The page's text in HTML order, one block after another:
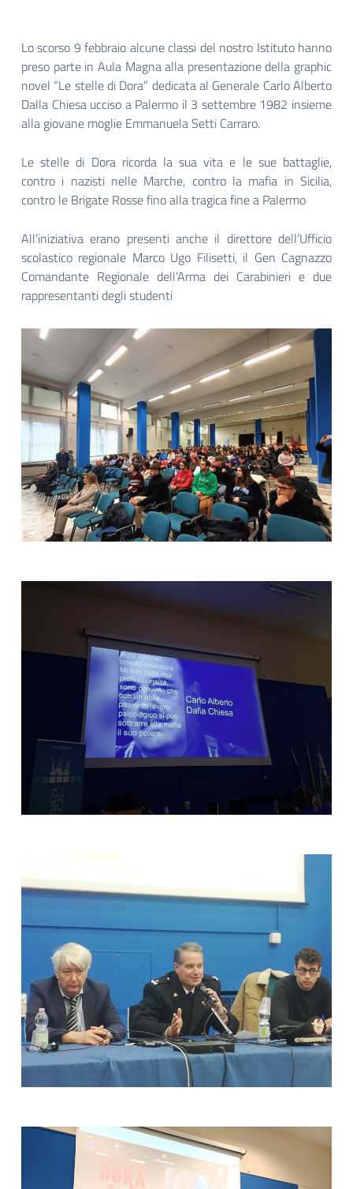
Lo scorso 9 febbraio alcune classi del nostro Istituto hanno
preso parte in Aula Magna alla presentazione della graphic
novel “Le stelle di Dora” dedicata al Generale Carlo Alberto
Dalla Chiesa ucciso a Palermo il 3 settembre 1982 insieme
alla giovane moglie Emmanuela Setti Carraro.
Le stelle di Dora ricorda la sua vita e le sue battaglie,
contro i nazisti nelle Marche, contro la mafia in Sicilia,
contro le Brigate Rosse fino alla tragica fine a Palermo
All’iniziativa erano presenti anche il direttore dell’Ufficio
scolastico regionale Marco Ugo Filisetti, il Gen Cagnazzo
Comandante Regionale dell’Arma dei Carabinieri e due
rappresentanti degli studenti